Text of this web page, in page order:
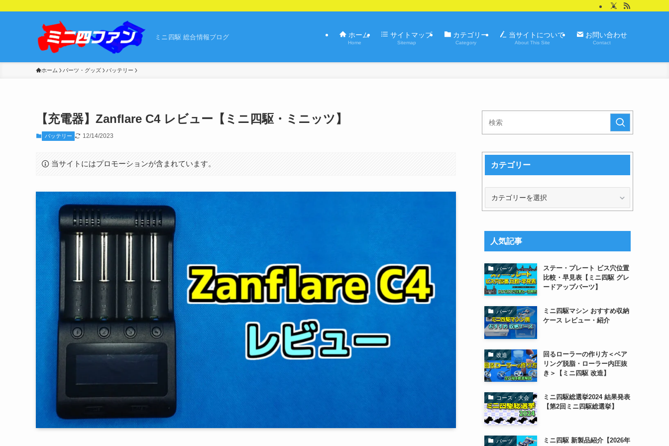
ミニ四駆 総合情報ブログ ホーム
Home
サイトマップ
Sitemap
カテゴリー
Category
当サイトについて
About This Site
お問い合わせ
Contact
ホーム パーツ・グッズ バッテリー
【充電器】Zanflare C4 レビュー【ミニ四駆・ミニッツ】
バッテリー 12/14/2023
当サイトにはプロモーションが含まれています。 カテゴリー
人気記事
パーツ
ステー・プレート ビス穴位置
比較・早見表【ミニ四駆 グレ
ードアップパーツ】
パーツ
ミニ四駆マシン おすすめ収納
ケース レビュー・紹介
改造
回るローラーの作り方＜ベア
リング脱脂・ローラー内圧抜
き＞【ミニ四駆 改造】
コース・大会
ミニ四駆総選挙2024 結果発表
【第2回ミニ四駆総選挙】
パーツ
ミニ四駆 新製品紹介【2026年